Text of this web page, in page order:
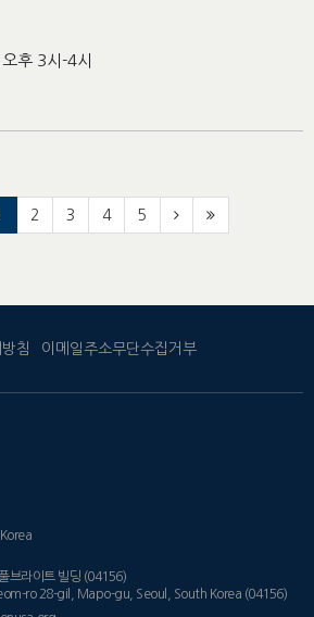
후 3시-4시
2 3 4 5
침 이메일주소무단수집거부
브라이트 빌딩 (04156)
ro 28-gil, Mapo-gu, Seoul, South Korea (04156)